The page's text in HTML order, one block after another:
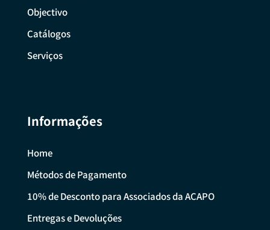
Objectivo
Catálogos
Serviços
Informações
Home
Métodos de Pagamento
10% de Desconto para Associados da ACAPO
Entregas e Devoluções